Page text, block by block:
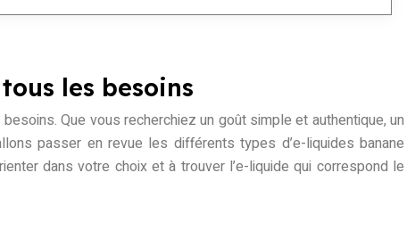
les besoins
Que vous recherchiez un goût simple et authentique, un
passer en revue les différents types d’e-liquides banane
dans votre choix et à trouver l’e-liquide qui correspond le